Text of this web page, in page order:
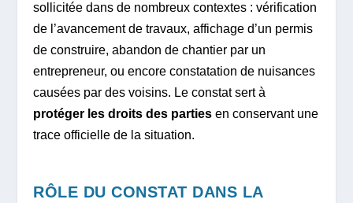
sollicitée dans de nombreux contextes : vérification
de l’avancement de travaux, affichage d’un permis
de construire, abandon de chantier par un
entrepreneur, ou encore constatation de nuisances
causées par des voisins. Le constat sert à
protéger les droits des parties en conservant une
trace officielle de la situation.
RÔLE DU CONSTAT DANS LA